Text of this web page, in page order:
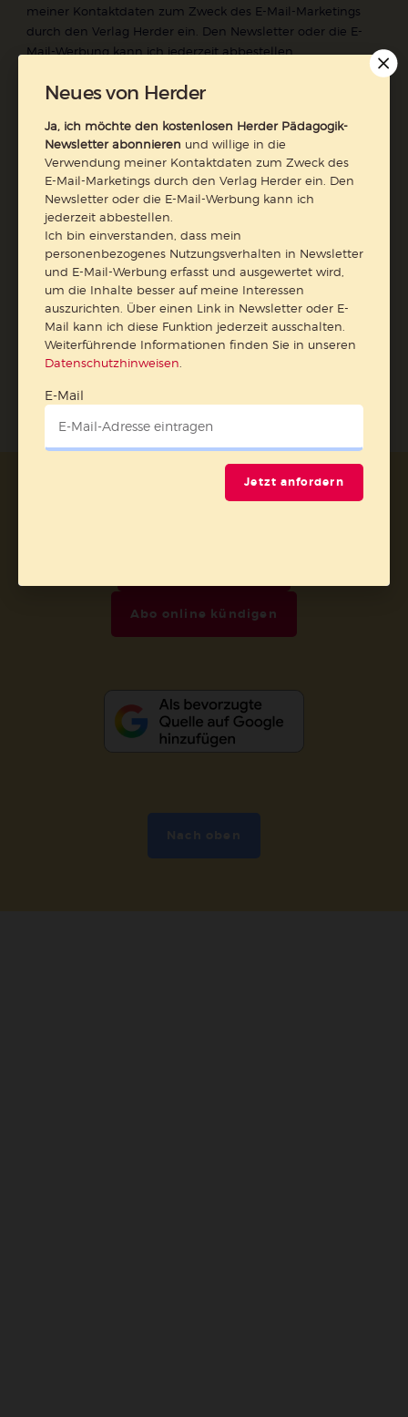
meiner Kontaktdaten zum Zweck des E-Mail-Marketings
durch den Verlag Herder ein. Den Newsletter oder die E-
Mail-Werbung kann ich jederzeit abbestellen.
Nutzungsverhalten in Newsletter und E-Mail-Werbung
meine Interessen auszurichten. Über einen Link in
Newsletter oder E-Mail kann ich diese Funktion jederzeit
ausschalten.
Weiterführende Informationen finden Sie in unseren
Datenschutzhinweisen
E-Mail
Jetzt anmelden
AGB und Widerrufsbelehrung
Datenschutz
Abo online kündigen
Neues von Herder
Ja, ich möchte den kostenlosen Herder Pädagogik-
Newsletter abonnieren und willige in die
Verwendung meiner Kontaktdaten zum Zweck des
E-Mail-Marketings durch den Verlag Herder ein. Den
Newsletter oder die E-Mail-Werbung kann ich
jederzeit abbestellen.
Ich bin einverstanden, dass mein
personenbezogenes Nutzungsverhalten in Newsletter
und E-Mail-Werbung erfasst und ausgewertet wird,
um die Inhalte besser auf meine Interessen
auszurichten. Über einen Link in Newsletter oder E-
Mail kann ich diese Funktion jederzeit ausschalten.
Weiterführende Informationen finden Sie in unseren
Datenschutzhinweisen
E-Mail
Jetzt anfordern